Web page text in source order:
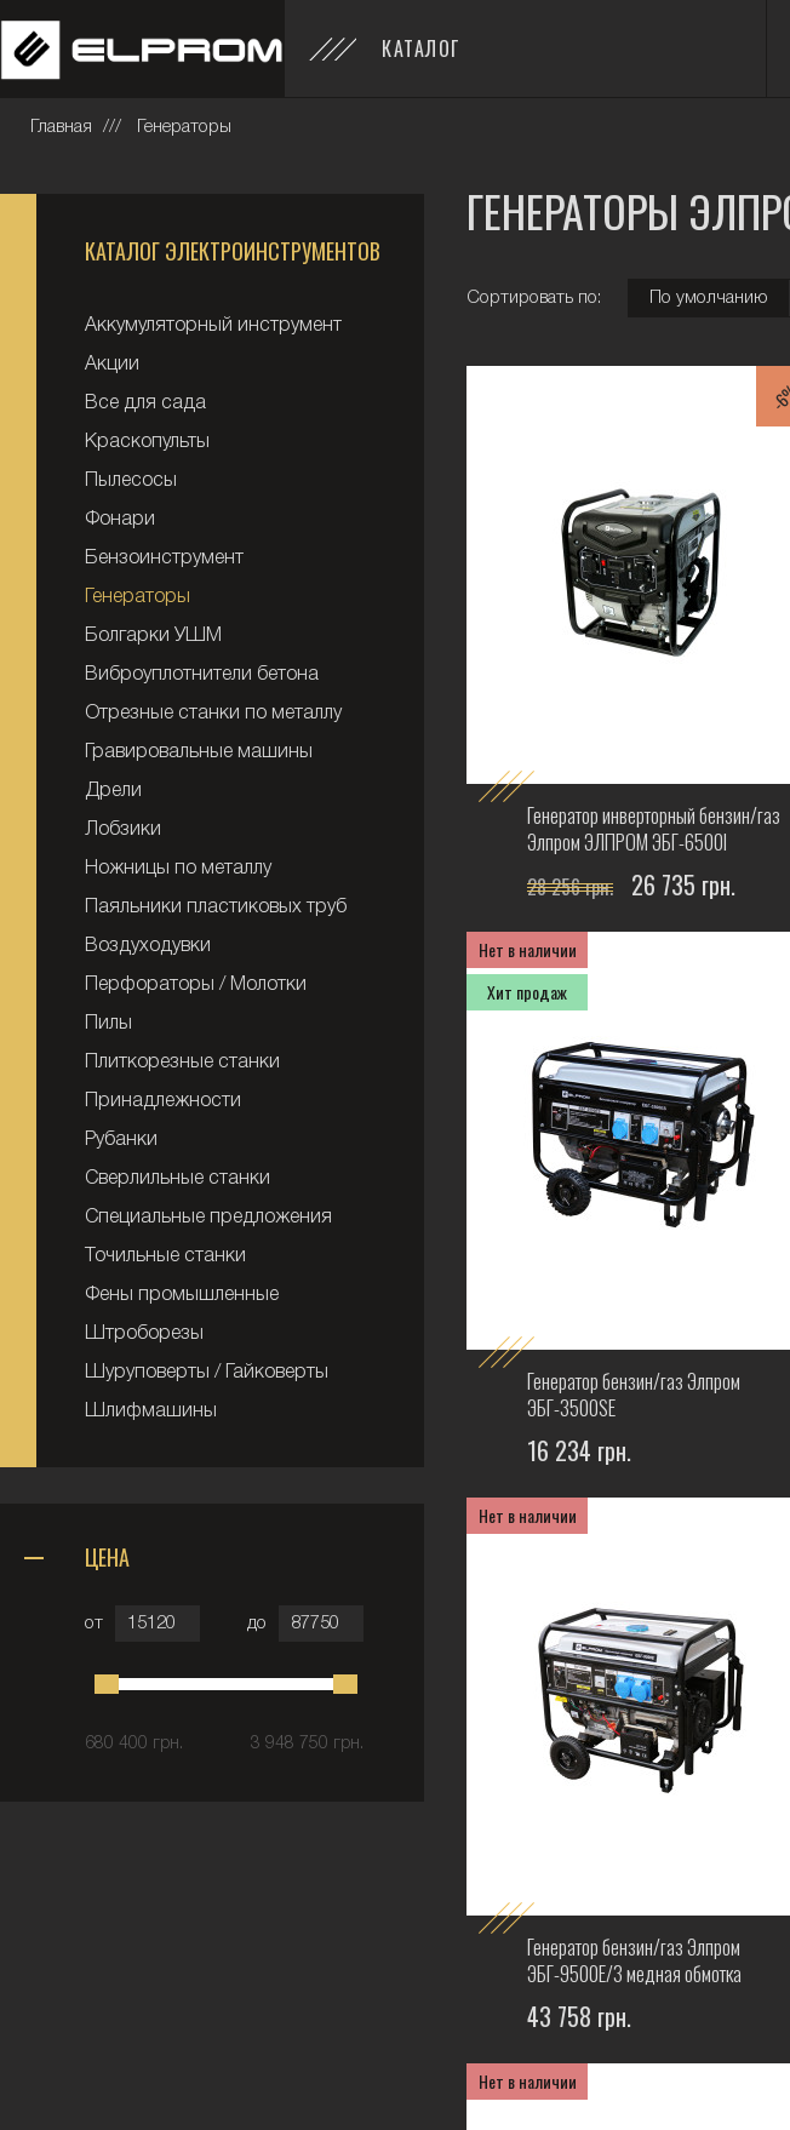
КАТАЛОГ
Главная Генераторы
КАТАЛОГ ЭЛЕКТРОИНСТРУМЕНТОВ
Аккумуляторный инструмент
Акции
Все для сада
Краскопульты
Пылесосы
Фонари
Бензоинструмент
Генераторы
Болгарки УШМ
Виброуплотнители бетона
Отрезные станки по металлу
Гравировальные машины
Дрели
Лобзики
Ножницы по металлу
Паяльники пластиковых труб
Воздуходувки
Перфораторы / Молотки
Пилы
Плиткорезные станки
Принадлежности
Рубанки
Сверлильные станки
Специальные предложения
Точильные станки
Фены промышленные
Штроборезы
Шуруповерты / Гайковерты
Шлифмашины
ЦЕНА
от до
680 400 грн. 3 948 750 грн.
ГЕНЕРАТОРЫ
Сортировать по: По умолчанию
-
Генератор инверторный бензин/газ
Элпром ЭЛПРОМ ЭБГ-6500I
28 256 грн. 26 735 грн.
Нет в наличии
Хит продаж
Генератор бензин/газ Элпром
ЭБГ-3500SЕ
16 234 грн.
Нет в наличии
Генератор бензин/газ Элпром
ЭБГ-9500Е/3 медная обмотка
43 758 грн.
Нет в наличии